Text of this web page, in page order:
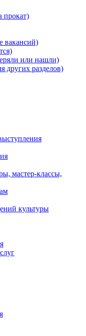
прокат)
вакансий)
или нашли)
других разделов)
мастер-классы,
культуры